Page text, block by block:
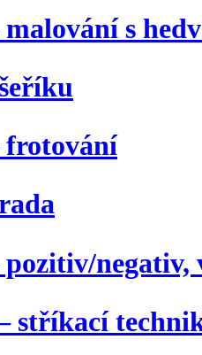
s
frotování
negativ,
stříkací